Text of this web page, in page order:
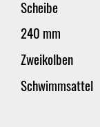
Scheibe
240 mm
Zweikolben
Schwimmsattel